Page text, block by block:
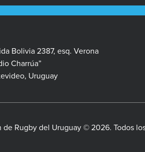
Bolivia 2387, esq. Verona
Charrúa”
Uruguay
de Rugby del Uruguay © 2026. Todos